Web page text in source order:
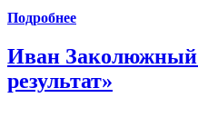
Подробнее
Иван
результат»